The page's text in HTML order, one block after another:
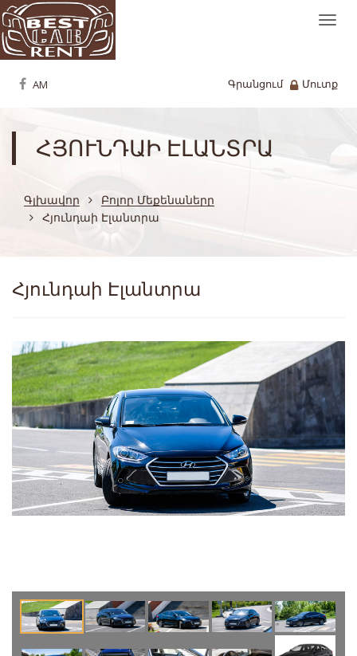
Մուտք
Գրանցում
ՀՅՈՒՆԴԱԻ ԷԼԱՆՏՐԱ
Գլխավոր
Բոլոր Մեքենաները
Հյունդաի Էլանտրա
Հյունդաի Էլանտրա